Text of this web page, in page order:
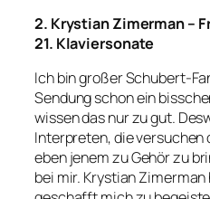
2. Krystian Zimerman –
21. Klaviersonate
Ich bin großer Schubert-
Sendung schon ein
wissen das nur zu gut.
Interpreten, die versuchen
eben jenem zu Gehör zu
bei mir. Krystian